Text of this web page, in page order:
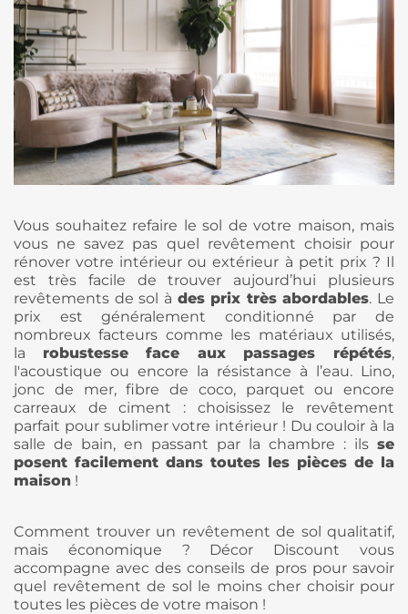
Vous souhaitez refaire le sol de votre maison, mais
vous ne savez pas quel revêtement choisir pour
rénover votre intérieur ou extérieur à petit prix ? Il
est très facile de trouver aujourd’hui plusieurs
revêtements de sol à des prix très abordables. Le
prix est généralement conditionné par de
nombreux facteurs comme les matériaux utilisés,
la robustesse face aux passages répétés,
l'acoustique ou encore la résistance à l’eau. Lino,
jonc de mer, fibre de coco, parquet ou encore
carreaux de ciment : choisissez le revêtement
parfait pour sublimer votre intérieur ! Du couloir à la
salle de bain, en passant par la chambre : ils se
posent facilement dans toutes les pièces de la
maison !
Comment trouver un revêtement de sol qualitatif,
mais économique ? Décor Discount vous
accompagne avec des conseils de pros pour savoir
quel revêtement de sol le moins cher choisir pour
toutes les pièces de votre maison !